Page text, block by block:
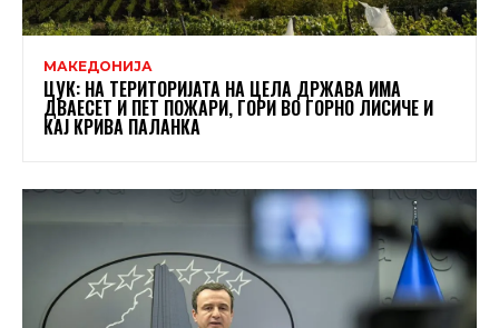
МАКЕДОНИЈА
ЦУК: НА ТЕРИТОРИЈАТА НА ЦЕЛА ДРЖАВА ИМА
ДВАЕСЕТ И ПЕТ ПОЖАРИ, ГОРИ ВО ГОРНО ЛИСИЧЕ И
КАЈ КРИВА ПАЛАНКА